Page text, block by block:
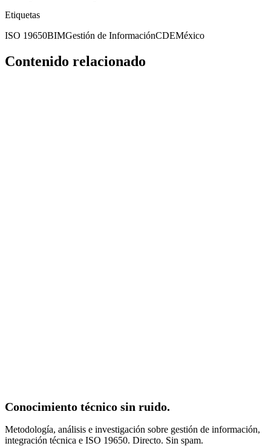
Etiquetas
ISO 19650BIMGestión de InformaciónCDEMéxico
Contenido relacionado
Conocimiento técnico sin ruido.
Metodología, análisis e investigación sobre gestión de información,
integración técnica e ISO 19650. Directo. Sin spam.